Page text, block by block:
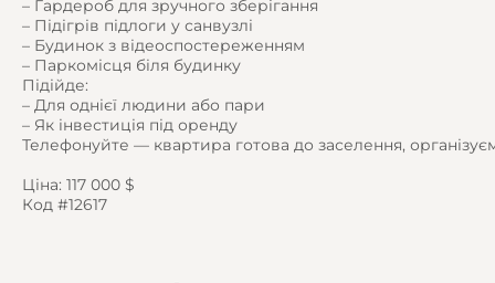
– Гардероб для зручного зберігання
– Підігрів підлоги у санвузлі
– Будинок з відеоспостереженням
– Паркомісця біля будинку
Підійде:
– Для однієї людини або пари
– Як інвестиція під оренду
Телефонуйте — квартира готова до заселення,
Ціна: 117 000 $
Код #12617